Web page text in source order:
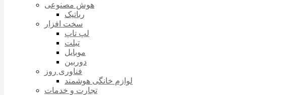
هوش مصنوعی
رباتیک
سخت افزار
لپ تاپ
تبلت
موبایل
دوربین
فناوری روز
لوازم خانگی هوشمند
تجارت و خدمات